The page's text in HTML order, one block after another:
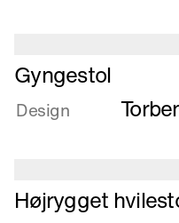
Læs
mere
om
Gyngestol
Design
Læs
mere
Højrygget